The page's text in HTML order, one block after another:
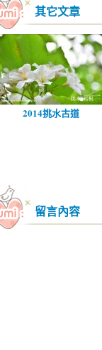
其它文章
2014挑水古道
留言內容